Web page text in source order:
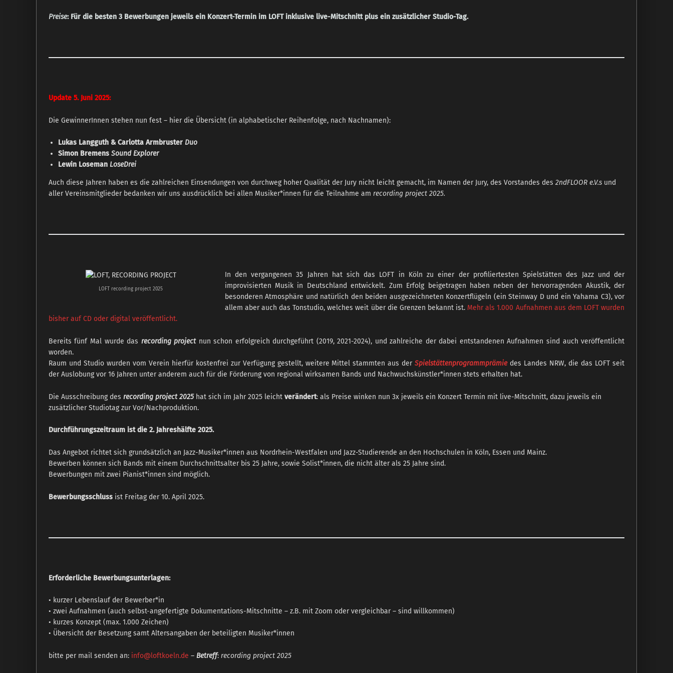
Preise: Für die besten 3 Bewerbungen jeweils ein Konzert-Termin im LOFT inklusive live-Mitschnitt plus ein zusätzlicher Studio-Tag.
Update 5. Juni 2025:
Die GewinnerInnen stehen nun fest – hier die Übersicht (in alphabetischer Reihenfolge, nach Nachnamen):
Lukas Langguth & Carlotta Armbruster Duo
Simon BremensSound Explorer
Lewin Loseman LoseDrei
Auch diese Jahren haben es die zahlreichen Einsendungen von durchweg hoher Qualität der Jury nicht leicht gemacht, im Namen der Jury, des Vorstandes des 2ndFLOOR e.V.sund
aller Vereinsmitglieder bedanken wir uns ausdrücklich bei allen Musiker*innen für die Teilnahme am recording project 2025.
LOFT recording project 2025
In den vergangenen 35 Jahren hat sich das LOFT in Köln zu einer der profiliertesten Spielstätten des Jazz und der
improvisierten Musik in Deutschland entwickelt. Zum Erfolg beigetragen haben neben der hervorragenden Akustik, der
besonderen Atmosphäre und natürlich den beiden ausgezeichneten Konzertflügeln (ein Steinway D und ein Yahama C3), vor
allem aber auch das Tonstudio, welches weit über die Grenzen bekannt ist. Mehr als 1.000 Aufnahmen aus dem LOFT wurden
bisher auf CD oder digital veröffentlicht.
Bereits fünf Mal wurde das recording project nun schon erfolgreich durchgeführt (2019, 2021-2024), und zahlreiche der dabei entstandenen Aufnahmen sind auch veröffentlicht
worden.
Raum und Studio wurden vom Verein hierfür kostenfrei zur Verfügung gestellt, weitere Mittel stammten aus derSpielstättenprogrammprämie des Landes NRW, die das LOFT seit
der Auslobung vor 16 Jahren unter anderem auch für die Förderung von regional wirksamen Bands und Nachwuchskünstler*innen stets erhalten hat.
Die Ausschreibung des recording project 2025 hat sich im Jahr 2025 leicht verändert: als Preise winken nun 3x jeweils ein Konzert Termin mit live-Mitschnitt, dazu jeweils ein
zusätzlicher Studiotag zur Vor/Nachproduktion.
Durchführungszeitraum ist die 2. Jahreshälfte 2025.
Das Angebot richtet sich grundsätzlich an Jazz-Musiker*innen aus Nordrhein-Westfalen und Jazz-Studierende an den Hochschulen in Köln, Essen und Mainz.
Bewerben können sich Bands mit einem Durchschnittsalter bis 25 Jahre, sowie Solist*innen, die nicht älter als 25 Jahre sind.
Bewerbungen mit zwei Pianist*innen sind möglich.
Bewerbungsschlussist Freitag der 10. April 2025.
Erforderliche Bewerbungsunterlagen:
• kurzer Lebenslauf der Bewerber*in
• zwei Aufnahmen (auch selbst-angefertigte Dokumentations-Mitschnitte – z.B. mit Zoom oder vergleichbar – sind willkommen)
• kurzes Konzept (max. 1.000 Zeichen)
• Übersicht der Besetzung samt Altersangaben der beteiligten Musiker*innen
bitte per mail senden an: info@loftkoeln.de – Betreff: recording project 2025